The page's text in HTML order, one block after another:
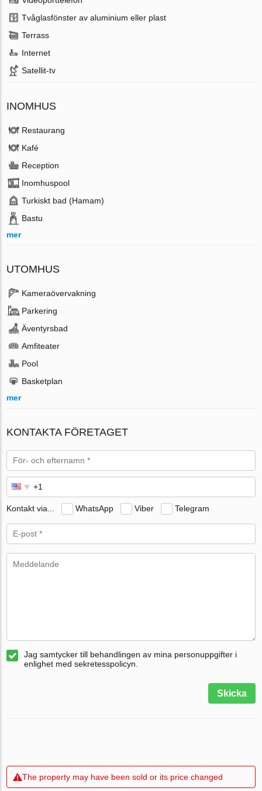
Tvåglasfönster av aluminium eller plast
Terrass
Internet
Satellit-tv
INOMHUS
Restaurang
Kafé
Reception
Inomhuspool
Turkiskt bad (Hamam)
Bastu
mer
UTOMHUS
Kameraövervakning
Parkering
Äventyrsbad
Amfiteater
Pool
Basketplan
mer
KONTAKTA FÖRETAGET
Kontakt via... WhatsApp Viber Telegram
Jag samtycker till behandlingen av mina personuppgifter i
enlighet med sekretesspolicyn.
Skicka
The property may have been sold or its price changed